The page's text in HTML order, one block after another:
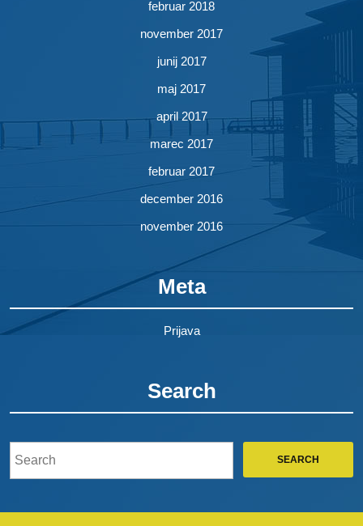
februar 2018
november 2017
junij 2017
maj 2017
april 2017
marec 2017
februar 2017
december 2016
november 2016
Meta
Prijava
Search